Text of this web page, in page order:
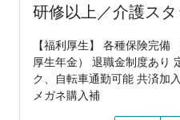
研修以上／介護スタ
【福利厚生】 各種保険完備
厚生年金） 退職金制度あり
ク、自転車通勤可能 共済加
メガネ購入補